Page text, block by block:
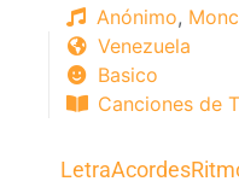
Anónimo,
Venezuela
Basico
Canciones de
LetraAcordes